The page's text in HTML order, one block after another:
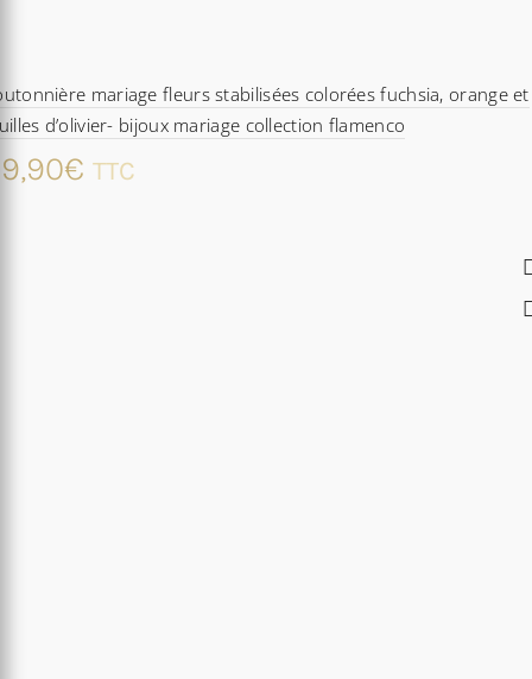
mariage fleurs stabilisées colorées fuchsia, orange et
d’olivier- bijoux mariage collection flamenco
€ TTC